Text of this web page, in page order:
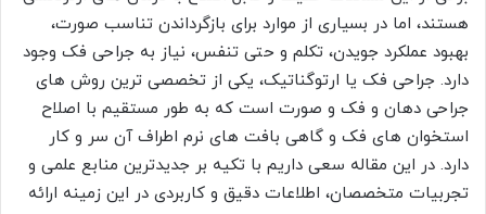
هستند، اما در بسیاری از موارد برای بازگرداندن تناسب صورت،
بهبود عملکرد جویدن، تکلم و حتی تنفس، نیاز به جراحی فک وجود
دارد. جراحی فک یا ارتوگناتیک، یکی از تخصصی ترین روش های
جراحی دهان و فک و صورت است که به طور مستقیم با اصلاح
استخوان های فک و گاهی بافت های نرم اطراف آن سر و کار
دارد. در این مقاله سعی داریم با تکیه بر جدیدترین منابع علمی و
تجربیات متخصصان، اطلاعات دقیق و کاربردی در این زمینه ارائه